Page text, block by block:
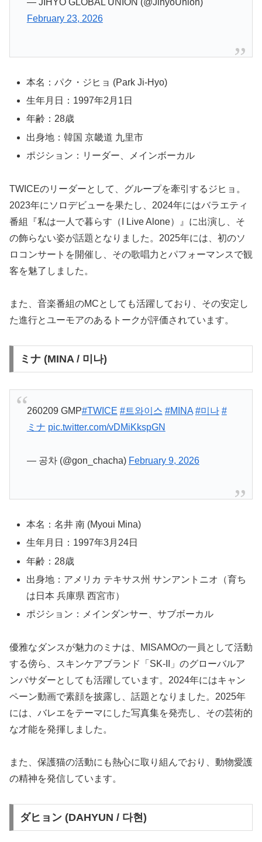
— JIHYO GLOBAL UNION (@JihyoUnion)
February 23, 2026
本名：パク・ジヒョ (Park Ji-Hyo)
生年月日：1997年2月1日
年齢：28歳
出身地：韓国 京畿道 九里市
ポジション：リーダー、メインボーカル
TWICEのリーダーとして、グループを牽引するジヒョ。
2023年にソロデビューを果たし、2024年にはバラエティ
番組『私は一人で暮らす（I Live Alone）』に出演し、そ
の飾らない姿が話題となりました。2025年には、初のソ
ロコンサートを開催し、その歌唱力とパフォーマンスで観
客を魅了しました。
また、音楽番組のMCとしても活躍しており、その安定し
た進行とユーモアのあるトークが評価されています。
ミナ (MINA / 미나)
260209 GMP#TWICE #트와이스 #MINA #미나 #
ミナ pic.twitter.com/vDMiKkspGN
— 공차 (@gon_chacha) February 9, 2026
本名：名井 南 (Myoui Mina)
生年月日：1997年3月24日
年齢：28歳
出身地：アメリカ テキサス州 サンアントニオ（育ち
は日本 兵庫県 西宮市）
ポジション：メインダンサー、サブボーカル
優雅なダンスが魅力のミナは、MISAMOの一員として活動
する傍ら、スキンケアブランド「SK-II」のグローバルア
ンバサダーとしても活躍しています。2024年にはキャン
ペーン動画で素顔を披露し、話題となりました。2025年
には、バレエをテーマにした写真集を発売し、その芸術的
な才能を発揮しました。
また、保護猫の活動にも熱心に取り組んでおり、動物愛護
の精神を発信しています。
ダヒョン (DAHYUN / 다현)